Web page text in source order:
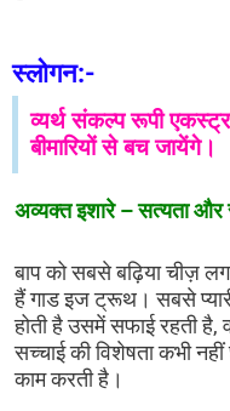
स्लोगन:-
व्यर्थ संकल्प रूपी
बीमारियों से बच जायेंगे।
अव्यक्त इशारे – सत्यता
बाप को सबसे बढ़िया चीज़
हैं गाड इज ट्रूथ। सबसे
होती है उसमें सफाई रहती
सच्चाई की विशेषता कभी
काम करती है।